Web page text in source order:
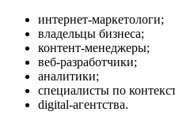
интернет-маркетологи;
владельцы бизнеса;
контент-менеджеры;
веб-разработчики;
аналитики;
специалисты по
digital-агентства.